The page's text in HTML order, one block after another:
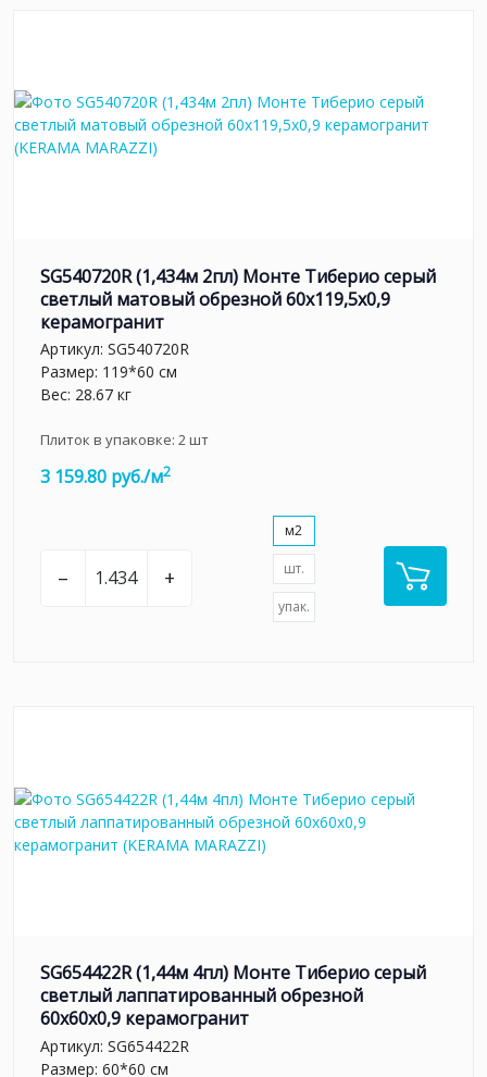
SG540720R (1,434м 2пл) Монте Тиберио серый
светлый матовый обрезной 60x119,5x0,9
керамогранит
Артикул: SG540720R
Размер: 119*60 см
Вес: 28.67 кг
Плиток в упаковке: 2шт
3 159.80 руб./м2
– +
м2
шт.
упак.
SG654422R (1,44м 4пл) Монте Тиберио серый
светлый лаппатированный обрезной
60x60x0,9 керамогранит
Артикул: SG654422R
Размер: 60*60 см